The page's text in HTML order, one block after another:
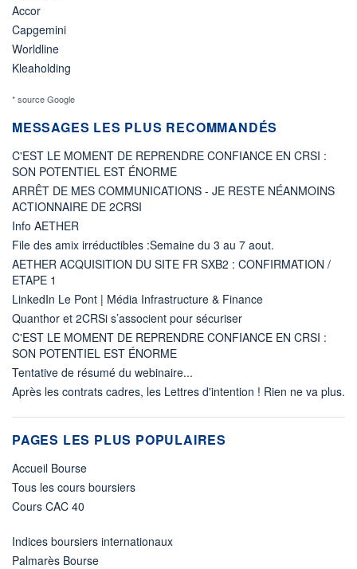
Accor
Capgemini
Worldline
Kleaholding
* source Google
MESSAGES LES PLUS RECOMMANDÉS
C'EST LE MOMENT DE REPRENDRE CONFIANCE EN CRSI :
SON POTENTIEL EST ÉNORME
ARRÊT DE MES COMMUNICATIONS - JE RESTE NÉANMOINS
ACTIONNAIRE DE 2CRSI
Info AETHER
File des amix irréductibles :Semaine du 3 au 7 aout.
AETHER ACQUISITION DU SITE FR SXB2 : CONFIRMATION /
ETAPE 1
LinkedIn Le Pont | Média Infrastructure & Finance
Quanthor et 2CRSi s’associent pour sécuriser
C'EST LE MOMENT DE REPRENDRE CONFIANCE EN CRSI :
SON POTENTIEL EST ÉNORME
Tentative de résumé du webinaire...
Après les contrats cadres, les Lettres d'intention ! Rien ne va plus.
PAGES LES PLUS POPULAIRES
Accueil Bourse
Tous les cours boursiers
Cours CAC 40
Indices boursiers internationaux
Palmarès Bourse